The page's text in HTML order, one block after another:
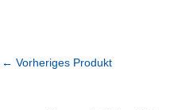
← Vorheriges Produkt